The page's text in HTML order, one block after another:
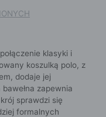
klasyki i
koszulką polo, z
dodaje jej
zapewnia
sprawdzi się
formalnych